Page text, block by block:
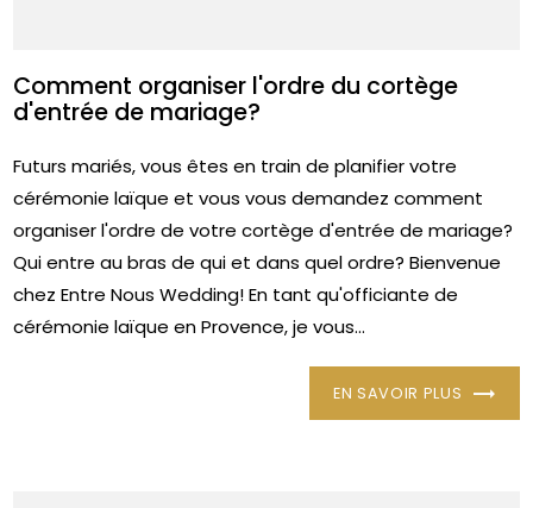
Comment organiser l'ordre du cortège
d'entrée de mariage?
Futurs mariés, vous êtes en train de planifier votre
cérémonie laïque et vous vous demandez comment
organiser l'ordre de votre cortège d'entrée de mariage?
Qui entre au bras de qui et dans quel ordre? Bienvenue
chez Entre Nous Wedding! En tant qu'officiante de
cérémonie laïque en Provence, je vous...
EN SAVOIR PLUS